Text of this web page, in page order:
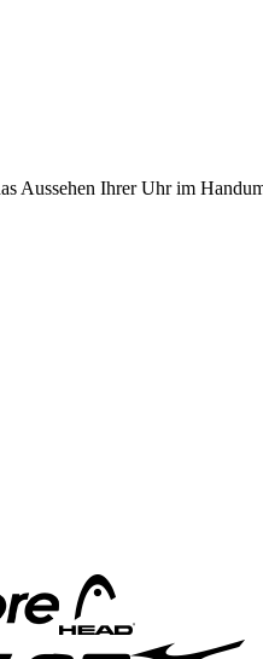
Aussehen Ihrer Uhr im